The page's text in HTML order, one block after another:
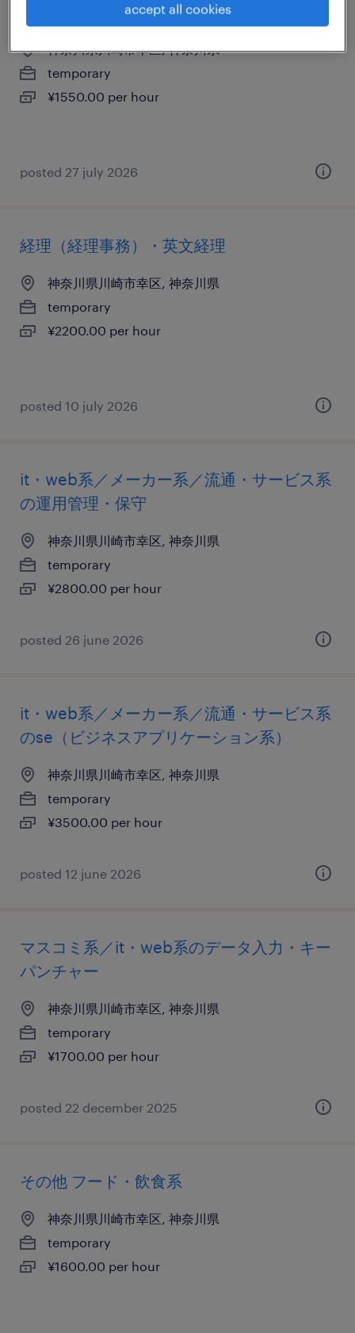
一般事務・oa事務
神奈川県川崎市幸区, 神奈川県
temporary
¥1550.00 per hour
posted 27 july 2026
経理（経理事務）・英文経理
神奈川県川崎市幸区, 神奈川県
temporary
¥2200.00 per hour
posted 10 july 2026
it・web系／メーカー系／流通・サービス系
の運用管理・保守
神奈川県川崎市幸区, 神奈川県
temporary
¥2800.00 per hour
posted 26 june 2026
it・web系／メーカー系／流通・サービス系
のse（ビジネスアプリケーション系）
神奈川県川崎市幸区, 神奈川県
temporary
¥3500.00 per hour
posted 12 june 2026
マスコミ系／it・web系のデータ入力・キー
パンチャー
神奈川県川崎市幸区, 神奈川県
temporary
¥1700.00 per hour
posted 22 december 2025
その他 フード・飲食系
神奈川県川崎市幸区, 神奈川県
temporary
¥1600.00 per hour
accept all cookies